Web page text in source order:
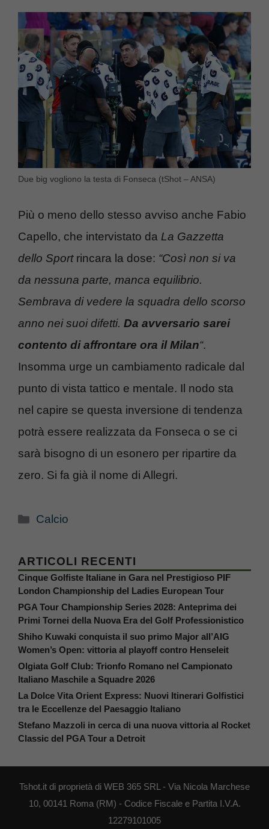
Due big vogliono la testa di Fonseca (tShot – ANSA)
Più o meno dello stesso avviso anche Fabio
Capello, che intervistato da La Gazzetta
dello Sportrincara la dose: “Così non si va
da nessuna parte, manca equilibrio.
Sembrava di vedere la squadra dello scorso
anno nei suoi difetti. Da avversario sarei
contento di affrontare ora il Milan“.
Insomma urge un cambiamento radicale dal
punto di vista tattico e mentale. Il nodo sta
nel capire se questa inversione di tendenza
potrà essere realizzata da Fonseca o se ci
sarà bisogno di un esonero per ripartire da
zero. Si fa già il nome di Allegri.
Categorie
Calcio
ARTICOLI RECENTI
Cinque Golfiste Italiane in Gara nel Prestigioso PIF
London Championship del Ladies European Tour
PGA Tour Championship Series 2028: Anteprima dei
Primi Tornei della Nuova Era del Golf Professionistico
Shiho Kuwaki conquista il suo primo Major all’AIG
Women’s Open: vittoria al playoff contro Henseleit
Olgiata Golf Club: Trionfo Romano nel Campionato
Italiano Maschile a Squadre 2026
La Dolce Vita Orient Express: Nuovi Itinerari Golfistici
tra le Eccellenze del Paesaggio Italiano
Stefano Mazzoli in cerca di una nuova vittoria al Rocket
Classic del PGA Tour a Detroit
Tshot.it di proprietà di WEB 365 SRL - Via Nicola Marchese
10, 00141 Roma (RM) - Codice Fiscale e Partita I.V.A.
12279101005